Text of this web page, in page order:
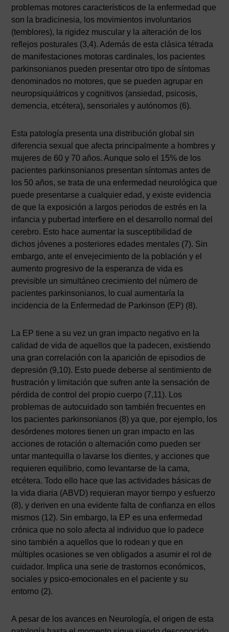
problemas motores característicos de la enfermedad que
son la bradicinesia, los movimientos involuntarios
(temblores), la rigidez muscular y la alteración de los
reflejos posturales (3,4). Además de esta clásica tétrada
de manifestaciones motoras cardinales, los pacientes
parkinsonianos pueden presentar otro tipo de síntomas
denominados no motores, que se pueden agrupar en
neuropsiquiátricos y cognitivos (ansiedad, psicosis,
demencia, etcétera), sensoriales y autónomos (6).
Esta patología presenta una distribución global sin
diferencia sexual que afecta principalmente a hombres y
mujeres de 60 y 70 años. Aunque solo el 15% de los
pacientes parkinsonianos presentan síntomas antes de
los 50 años, se trata de una enfermedad neurológica que
puede presentarse a cualquier edad, y existe evidencia
de que la exposición a largos periodos de estrés en la
infancia y pubertad interfiere en el desarrollo normal del
cerebro. Esto hace aumentar la susceptibilidad de
dichos jóvenes a posteriores edades mentales (7). Sin
embargo, ante el envejecimiento de la población y el
aumento progresivo de la esperanza de vida es
previsible un simultáneo crecimiento del número de
pacientes parkinsonianos, lo cual aumentaría la
incidencia de la Enfermedad de Parkinson (EP) (8).
La EP tiene a su vez un gran impacto negativo en la
calidad de vida de aquellos que la padecen, existiendo
una gran correlación con la aparición de episodios de
depresión (9,10). Esto puede deberse al sentimiento de
frustración y limitación que sufren ante la sensación de
pérdida de control del propio cuerpo (7,11). Los
problemas de autocuidado son también frecuentes en
los pacientes parkinsonianos (8) ya que, por ejemplo, los
desórdenes motores tienen un gran impacto en las
acciones de rotación o alternación como pueden ser
untar mantequilla o lavarse los dientes, y acciones que
requieren equilibrio, como levantarse de la cama,
etcétera. Todo ello hace que las actividades básicas de
la vida diaria (ABVD) requieran mayor tiempo y esfuerzo
(8), y deriven en una evidente falta de confianza en ellos
mismos (12). Sin embargo, la EP es una enfermedad
crónica que no solo afecta al individuo que lo padece
sino también a aquellos que lo rodean y que en
múltiples ocasiones se ven obligados a asumir el rol de
cuidador. Implica una serie de trastornos económicos,
sociales y psico-emocionales en el paciente y su
entorno (2).
A pesar de los avances en Neurología, el origen de esta